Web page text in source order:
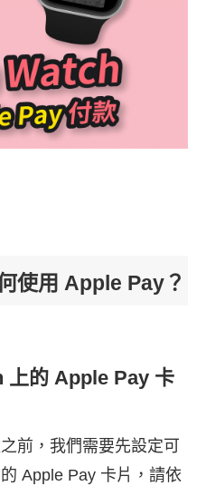
使用 Apple Pay？
上的 Apple Pay 卡
前，我們需要先設定可
Apple Pay 卡片，請依